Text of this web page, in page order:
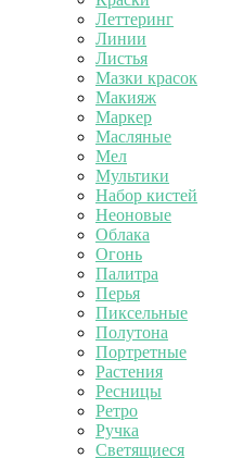
Леттеринг
Линии
Листья
Мазки красок
Макияж
Маркер
Масляные
Мел
Мультики
Набор кистей
Неоновые
Облака
Огонь
Палитра
Перья
Пиксельные
Полутона
Портретные
Растения
Ресницы
Ретро
Ручка
Светящиеся